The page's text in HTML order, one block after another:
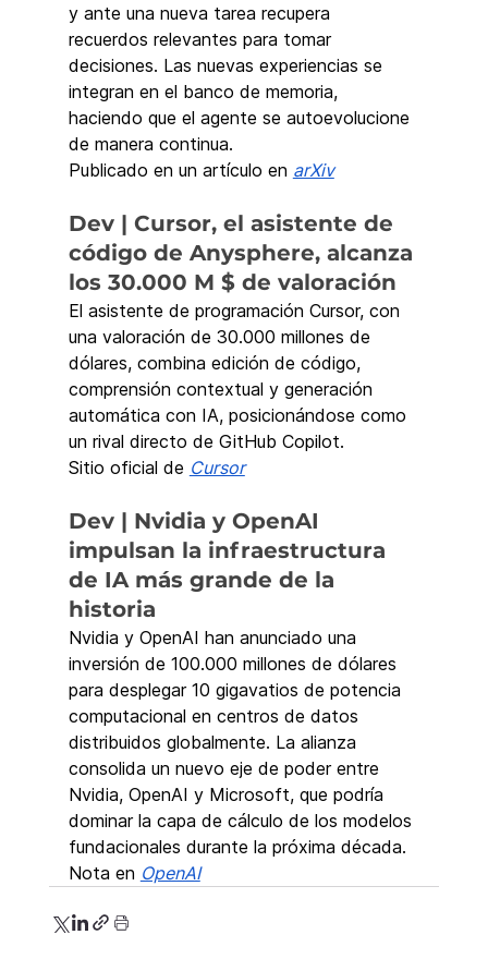
y ante una nueva tarea recupera
recuerdos relevantes para tomar
decisiones. Las nuevas experiencias se
integran en el banco de memoria,
haciendo que el agente se autoevolucione
de manera continua.
Publicado en un artículo en arXiv
Dev | Cursor, el asistente de
código de Anysphere, alcanza
los 30.000 M $ de valoración
El asistente de programación Cursor, con
una valoración de 30.000 millones de
dólares, combina edición de código,
comprensión contextual y generación
automática con IA, posicionándose como
un rival directo de GitHub Copilot.
Sitio oficial de Cursor
Dev | Nvidia y OpenAI
impulsan la infraestructura
de IA más grande de la
historia
Nvidia y OpenAI han anunciado una
inversión de 100.000 millones de dólares
para desplegar 10 gigavatios de potencia
computacional en centros de datos
distribuidos globalmente. La alianza
consolida un nuevo eje de poder entre
Nvidia, OpenAI y Microsoft, que podría
dominar la capa de cálculo de los modelos
fundacionales durante la próxima década.
Nota en OpenAI